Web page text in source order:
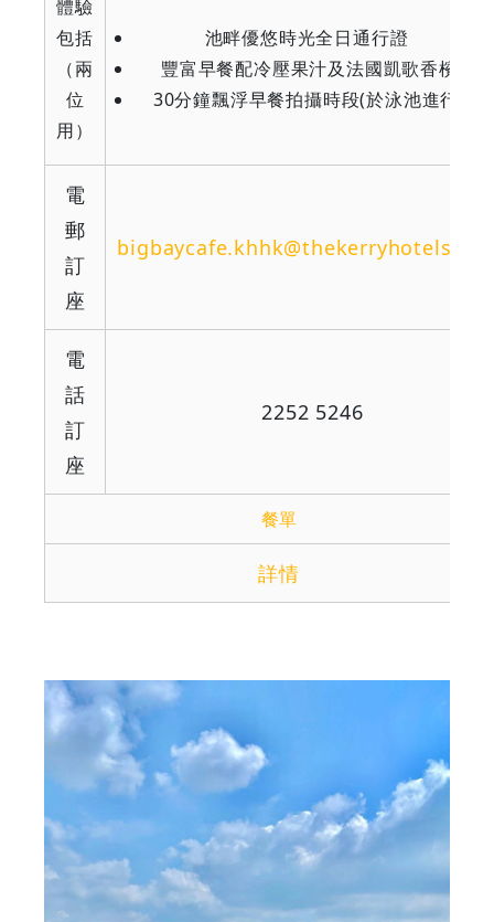
體驗
包括
（兩
位
用）
池畔優悠時光全日通行證
豐富早餐配冷壓果汁及法國凱歌香檳
30分鐘飄浮早餐拍攝時段(於泳池進行)
電
郵
訂
座
電
話
訂
座
2252 5246
餐單
詳情